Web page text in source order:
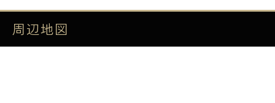
造。
物件１階にはなんと２４時間営業のセブンイ
レブンがあります。
周辺地図